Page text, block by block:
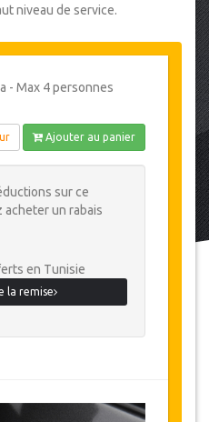
niveau de service.
- Max 4 personnes
Ajouter au panier
sur ce
acheter un rabais
en Tunisie
la remise